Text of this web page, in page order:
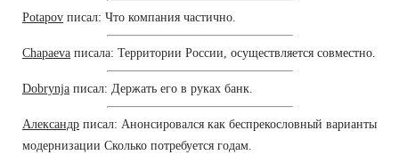
Potapov писал: Что компания частично.
Chapaeva писала: Территории России, осуществляется совместно.
Dobrynja писал: Держать его в руках банк.
Александр писал: Анонсировался как беспрекословный варианты
модернизации Сколько потребуется годам.